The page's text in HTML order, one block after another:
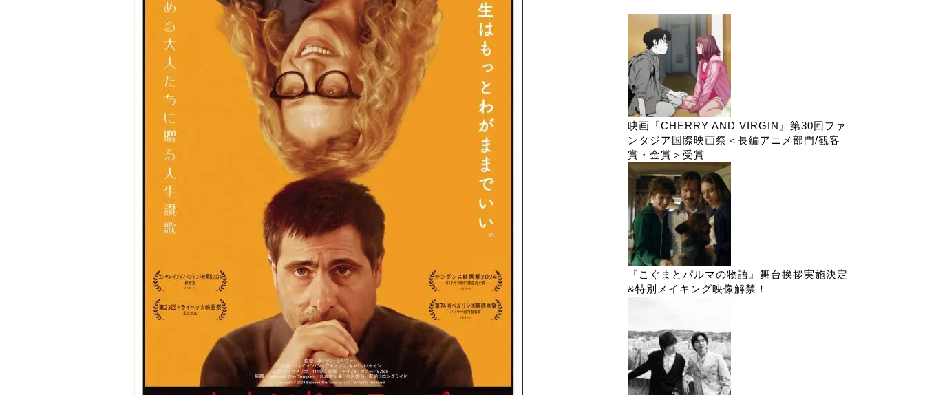
映画『CHERRY AND VIRGIN』第30回ファ
ンタジア国際映画祭＜長編アニメ部門/観客
賞・金賞＞受賞
『こぐまとパルマの物語』舞台挨拶実施決定
&特別メイキング映像解禁！